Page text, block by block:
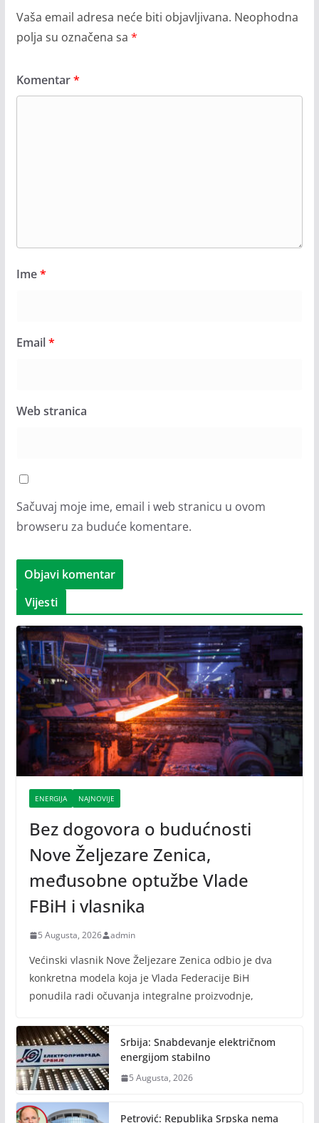
Vaša email adresa neće biti objavljivana. Neophodna
polja su označena sa *
Komentar*
Ime*
Email*
Web stranica
Sačuvaj moje ime, email i web stranicu u ovom
browseru za buduće komentare.
Vijesti
ENERGIJA NAJNOVIJE
Bez dogovora o budućnosti
Nove Željezare Zenica,
međusobne optužbe Vlade
FBiH i vlasnika
5 Augusta, 2026 admin
Većinski vlasnik Nove Željezare Zenica odbio je dva
konkretna modela koja je Vlada Federacije BiH
ponudila radi očuvanja integralne proizvodnje,
Srbija: Snabdevanje električnom
energijom stabilno
5 Augusta, 2026
Petrović: Republika Srpska nema